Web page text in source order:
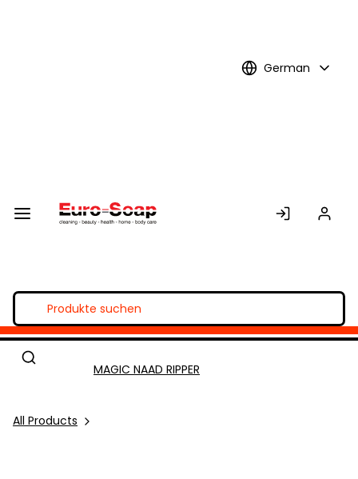
German
All Products
MAGIC NAAD RIPPER